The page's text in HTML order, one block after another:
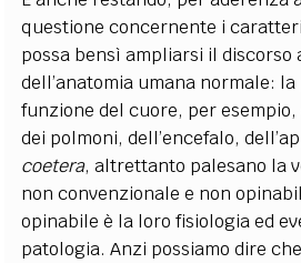
questione concernente i
possa bensì ampliarsi il discorso
dell’anatomia umana normale:
funzione del cuore, per
dei polmoni, dell’encefalo,
coetera, altrettanto palesano la
non convenzionale e non
opinabile è la loro fisiologia ed
patologia. Anzi possiamo dire